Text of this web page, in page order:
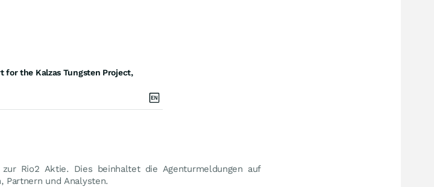
for the Kalzas Tungsten Project,
Rio2 Aktie. Dies beinhaltet die Agenturmeldungen auf
Partnern und Analysten.